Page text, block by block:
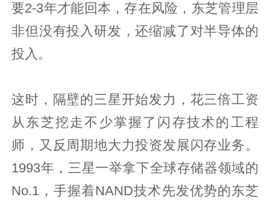
要2-3年才能回本，存在风险，东芝管理层
非但没有投入研发，还缩减了对半导体的
投入。
这时，隔壁的三星开始发力，花三倍工资
从东芝挖走不少掌握了闪存技术的工程
师，又反周期地大力投资发展闪存业务。
1993年，三星一举拿下全球存储器领域的
No.1，手握着NAND技术先发优势的东芝